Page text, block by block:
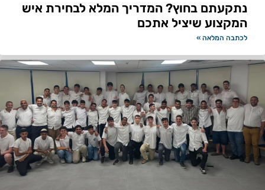
נתקעתם בחוץ? המדריך המלא לבחירת איש
המקצוע שיציל אתכם
לכתבה המלאה »